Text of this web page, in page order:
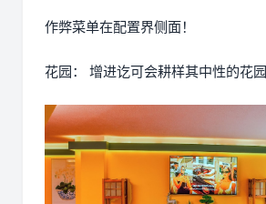
作弊菜单在配置界侧面！
花园： 增进讫可会耕样其中性的花园